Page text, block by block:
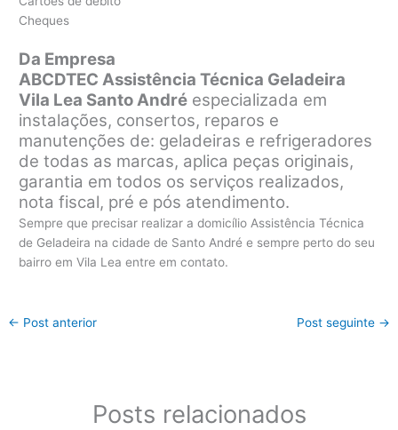
Cheques
Da Empresa
ABCDTEC Assistência Técnica Geladeira
Vila Lea Santo André especializada em
instalações, consertos, reparos e
manutenções de: geladeiras e refrigeradores
de todas as marcas, aplica peças originais,
garantia em todos os serviços realizados,
nota fiscal, pré e pós atendimento.
Sempre que precisar realizar a domicílio Assistência Técnica
de Geladeira na cidade de Santo André e sempre perto do seu
bairro em Vila Lea entre em contato.
← Post anterior Post seguinte →
Posts relacionados